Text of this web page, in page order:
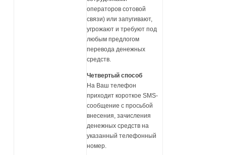
операторов сотовой
связи) или запугивают,
угрожают и требуют под
любым предлогом
перевода денежных
средств.
Четвертый способ
На Ваш телефон
приходит короткое SMS-
сообщение с просьбой
внесения, зачисления
денежных средств на
указанный телефонный
номер.